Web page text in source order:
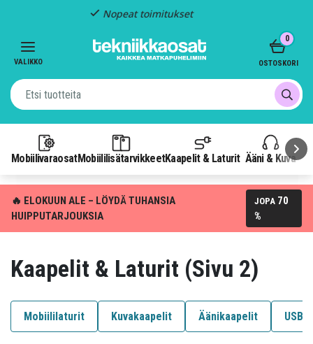
Kiinteä toimitus: 4,95 €
VALIKKO
MobiilivaraosatMobiililisätarvikkeetKaapelit & Laturit Ääni & Kuva
0
OSTOSKORI
🔥 ELOKUUN ALE – LÖYDÄ TUHANSIA
HUIPPUTARJOUKSIA
JOPA 70
%
Kaapelit & Laturit (Sivu 2)
Mobiililaturit Kuvakaapelit Äänikaapelit USB-